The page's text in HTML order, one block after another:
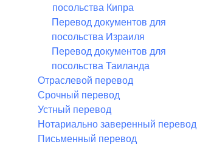
посольства Кипра
Перевод документов для
посольства Израиля
Перевод документов для
посольства Таиланда
Отраслевой перевод
Срочный перевод
Устный перевод
Нотариально заверенный перевод
Письменный перевод